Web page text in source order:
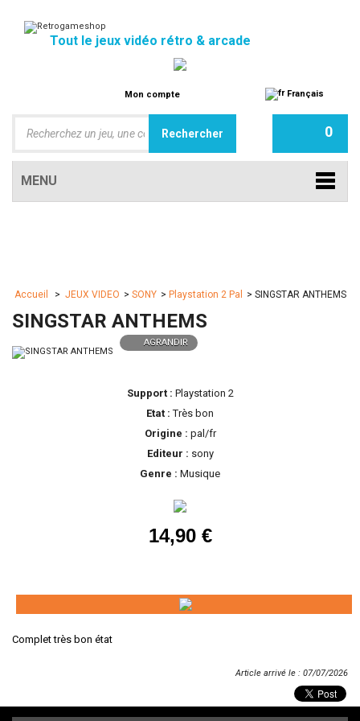
Tout le jeux vidéo rétro & arcade
Mon compte Français
0
MENU
Accueil > JEUX VIDEO > SONY > Playstation 2 Pal > SINGSTAR ANTHEMS
SINGSTAR ANTHEMS
AGRANDIR
Support : Playstation 2
Etat :Très bon
Origine : pal/fr
Editeur : sony
Genre : Musique
14,90 €
Complet très bon état
Article arrivé le : 07/07/2026